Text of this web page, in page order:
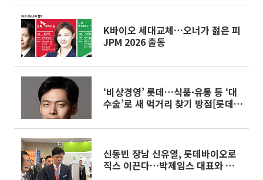
K바이오 세대교체…오너가 젊은 피
JPM 2026 출동
‘비상경영’ 롯데…식품·유통 등 ‘대
수술’로 새 먹거리 찾기 방점[롯데그
신동빈 장남 신유열, 롯데바이오로
직스 이끈다…박제임스 대표와 각자